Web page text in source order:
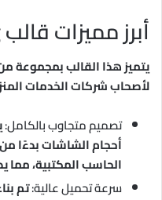
أبرز مميزات قالب NXT Plumbing
يتميز هذا القالب بمجموعة
لأصحاب شركات الخدمات
تصميم متجاوب بالكامل:
أحجام الشاشات بدءًا
الحاسب المكتبية،
سرعة تحميل عالية:تم